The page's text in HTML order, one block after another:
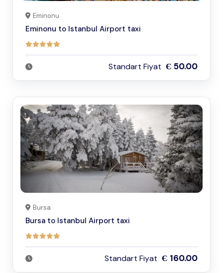
Eminonu
Eminonu to Istanbul Airport taxi
Standart Fiyat Є 50.00
Bursa
Bursa to Istanbul Airport taxi
Standart Fiyat Є 160.00